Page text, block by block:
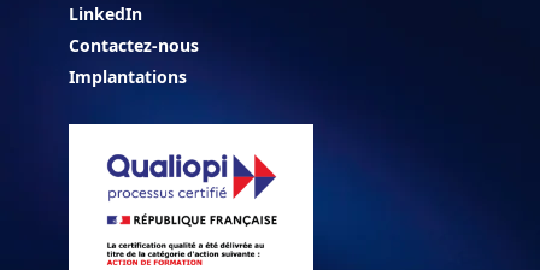
LinkedIn
Contactez-nous
Implantations